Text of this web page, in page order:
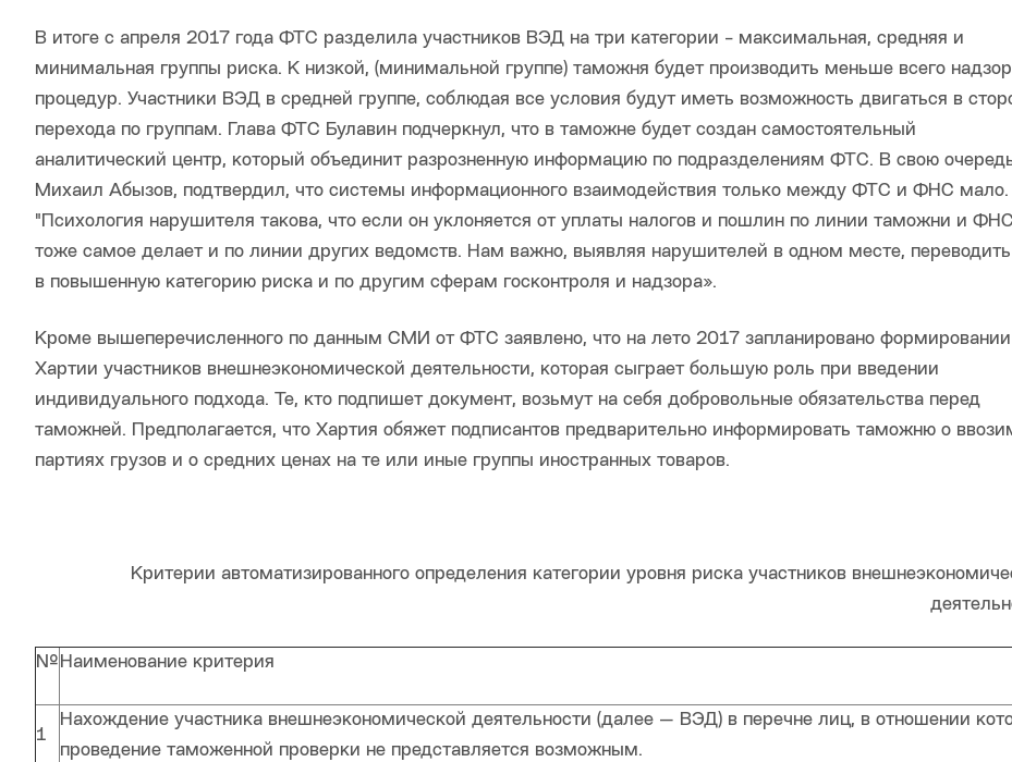
В итоге с апреля 2017 года ФТС разделила участников ВЭД на три категории - максимальная, средняя и
минимальная группы риска. К низкой, (минимальной группе) таможня будет производить меньше всего
процедур. Участники ВЭД в средней группе, соблюдая все условия будут иметь возможность двигаться в
перехода по группам. Глава ФТС Булавин подчеркнул, что в таможне будет создан самостоятельный
аналитический центр, который объединит разрозненную информацию по подразделениям ФТС. В свою
Михаил Абызов, подтвердил, что системы информационного взаимодействия только между ФТС и ФНС мало.
"Психология нарушителя такова, что если он уклоняется от уплаты налогов и пошлин по линии таможни и
тоже самое делает и по линии других ведомств. Нам важно, выявляя нарушителей в одном месте,
в повышенную категорию риска и по другим сферам госконтроля и надзора».
Кроме вышеперечисленного по данным СМИ от ФТС заявлено, что на лето 2017 запланировано формировании
Хартии участников внешнеэкономической деятельности, которая сыграет большую роль при введении
индивидуального подхода. Те, кто подпишет документ, возьмут на себя добровольные обязательства перед
таможней. Предполагается, что Хартия обяжет подписантов предварительно информировать таможню о
партиях грузов и о средних ценах на те или иные группы иностранных товаров.
Критерии автоматизированного определения категории уровня риска участников
№Наименование критерия
1
Нахождение участника внешнеэкономической деятельности (далее — ВЭД) в перечне лиц, в отношении
проведение таможенной проверки не представляется возможным.